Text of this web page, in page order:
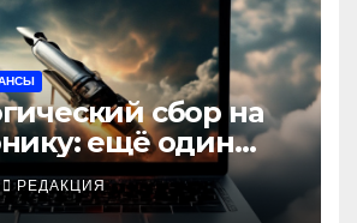
сбор на
ещё один
РЕДАКЦИЯ